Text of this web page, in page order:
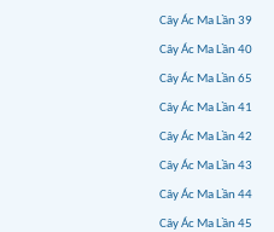
Cây Ác Ma Lần 39
Cây Ác Ma Lần 40
Cây Ác Ma Lần 65
Cây Ác Ma Lần 41
Cây Ác Ma Lần 42
Cây Ác Ma Lần 43
Cây Ác Ma Lần 44
Cây Ác Ma Lần 45